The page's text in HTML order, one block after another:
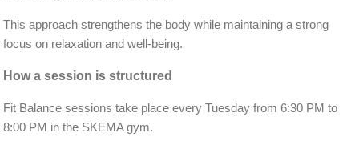
This approach strengthens the body while maintaining a strong
focus on relaxation and well-being.
How a session is structured
Fit Balance sessions take place every Tuesday from 6:30 PM to
8:00 PM in the SKEMA gym.